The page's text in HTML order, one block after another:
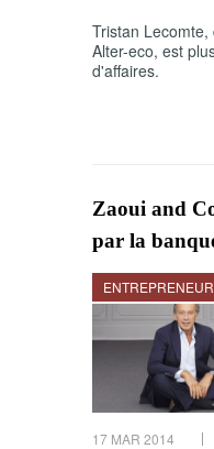
Tristan
Alter-eco, est
d'affaires.
Zaoui and
par la
17 MAR 2014